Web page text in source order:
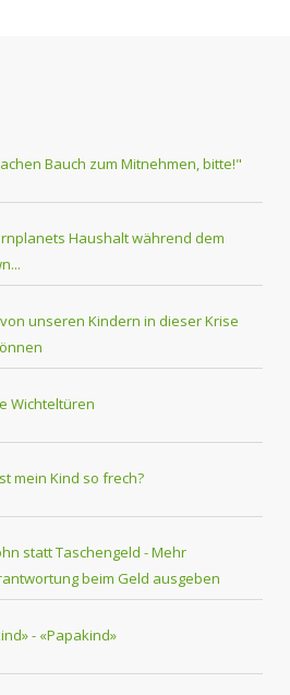
Bauch zum Mitnehmen, bitte!"
Haushalt während dem
unseren Kindern in dieser Krise
Wichteltüren
mein Kind so frech?
statt Taschengeld - Mehr
beim Geld ausgeben
- «Papakind»